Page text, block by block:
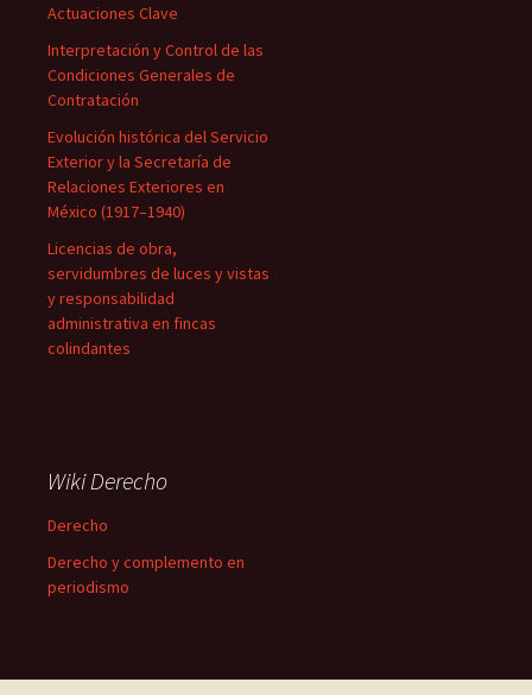
Actuaciones Clave
Interpretación y Control de las
Condiciones Generales de
Contratación
Evolución histórica del Servicio
Exterior y la Secretaría de
Relaciones Exteriores en
México (1917–1940)
Licencias de obra,
servidumbres de luces y vistas
y responsabilidad
administrativa en fincas
colindantes
Wiki Derecho
Derecho
Derecho y complemento en
periodismo